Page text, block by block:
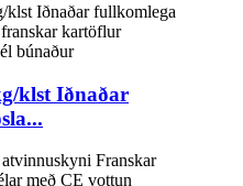
klst Iðnaðar